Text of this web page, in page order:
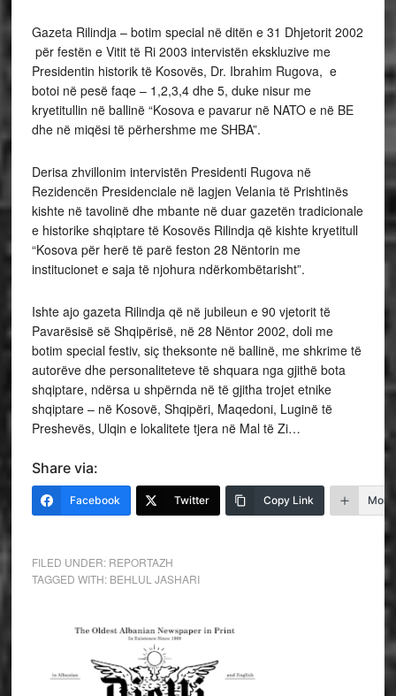
Gazeta Rilindja – botim special në ditën e 31 Dhjetorit 2002
për festën e Vitit të Ri 2003 intervistën ekskluzive me
Presidentin historik të Kosovës, Dr. Ibrahim Rugova, e
botoi në pesë faqe – 1,2,3,4 dhe 5, duke nisur me
kryetitullin në ballinë “Kosova e pavarur në NATO e në BE
dhe në miqësi të përhershme me SHBA”.
Derisa zhvillonim intervistën Presidenti Rugova në
Rezidencën Presidenciale në lagjen Velania të Prishtinës
kishte në tavolinë dhe mbante në duar gazetën tradicionale
e historike shqiptare të Kosovës Rilindja që kishte kryetitull
“Kosova për herë të parë feston 28 Nëntorin me
institucionet e saja të njohura ndërkombëtarisht”.
Ishte ajo gazeta Rilindja që në jubileun e 90 vjetorit të
Pavarësisë së Shqipërisë, në 28 Nëntor 2002, doli me
botim special festiv, siç theksonte në ballinë, me shkrime të
autorëve dhe personaliteteve të shquara nga gjithë bota
shqiptare, ndërsa u shpërnda në të gjitha trojet etnike
shqiptare – në Kosovë, Shqipëri, Maqedoni, Luginë të
Preshevës, Ulqin e lokalitete tjera në Mal të Zi…
Share via:
Facebook Twitter Copy Link More
FILED UNDER: REPORTAZH
TAGGED WITH: BEHLUL JASHARI